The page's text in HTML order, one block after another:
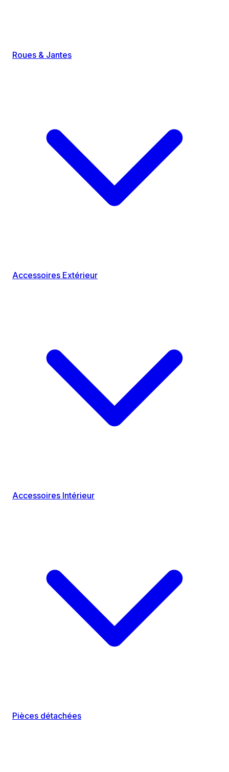
Roues & Jantes
Accessoires Extérieur
Accessoires Intérieur
Pièces détachées